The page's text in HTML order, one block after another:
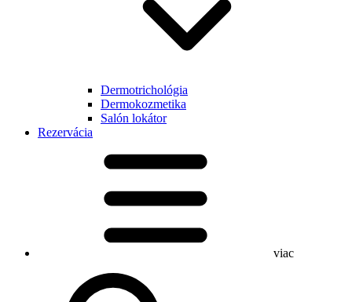
Dermotrichológia
Dermokozmetika
Salón lokátor
Rezervácia
viac